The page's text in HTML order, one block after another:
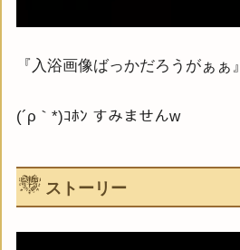
『入浴画像ばっかだろうがぁぁ』
(´ρ｀*)ｺﾎﾝ すみませんw
ストーリー